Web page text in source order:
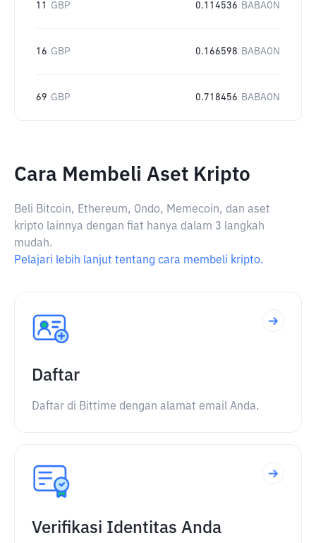
11 GBP 0.114536 BABAON
16 GBP 0.166598 BABAON
69 GBP 0.718456 BABAON
Cara Membeli Aset Kripto
Beli Bitcoin, Ethereum, Ondo, Memecoin, dan aset
kripto lainnya dengan fiat hanya dalam 3 langkah
mudah.
Pelajari lebih lanjut tentang cara membeli kripto.
Daftar
Daftar di Bittime dengan alamat email Anda.
Verifikasi Identitas Anda